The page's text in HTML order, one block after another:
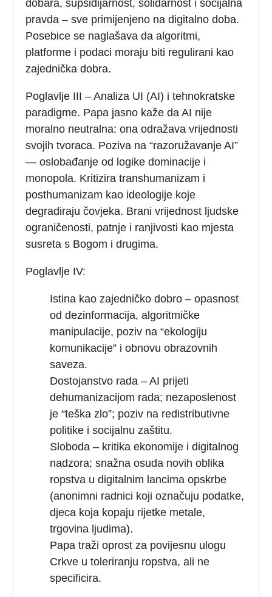
dobara, supsidijarnost, solidarnost i socijalna
pravda – sve primijenjeno na digitalno doba.
Posebice se naglašava da algoritmi,
platforme i podaci moraju biti regulirani kao
zajednička dobra.
Poglavlje III – Analiza UI (AI) i tehnokratske
paradigme. Papa jasno kaže da AI nije
moralno neutralna: ona odražava vrijednosti
svojih tvoraca. Poziva na “razoružavanje AI”
— oslobađanje od logike dominacije i
monopola. Kritizira transhumanizam i
posthumanizam kao ideologije koje
degradiraju čovjeka. Brani vrijednost ljudske
ograničenosti, patnje i ranjivosti kao mjesta
susreta s Bogom i drugima.
Poglavlje IV:
Istina kao zajedničko dobro – opasnost
od dezinformacija, algoritmičke
manipulacije, poziv na “ekologiju
komunikacije” i obnovu obrazovnih
saveza.
Dostojanstvo rada – AI prijeti
dehumanizacijom rada; nezaposlenost
je “teška zlo”; poziv na redistributivne
politike i socijalnu zaštitu.
Sloboda – kritika ekonomije i digitalnog
nadzora; snažna osuda novih oblika
ropstva u digitalnim lancima opskrbe
(anonimni radnici koji označuju podatke,
djeca koja kopaju rijetke metale,
trgovina ljudima).
Papa traži oprost za povijesnu ulogu
Crkve u toleriranju ropstva, ali ne
specificira.